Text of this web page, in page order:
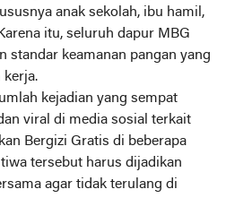
anak sekolah, ibu hamil,
itu, seluruh dapur MBG
standar keamanan pangan yang
kerja.
kejadian yang sempat
viral di media sosial terkait
Bergizi Gratis di beberapa
tersebut harus dijadikan
agar tidak terulang di